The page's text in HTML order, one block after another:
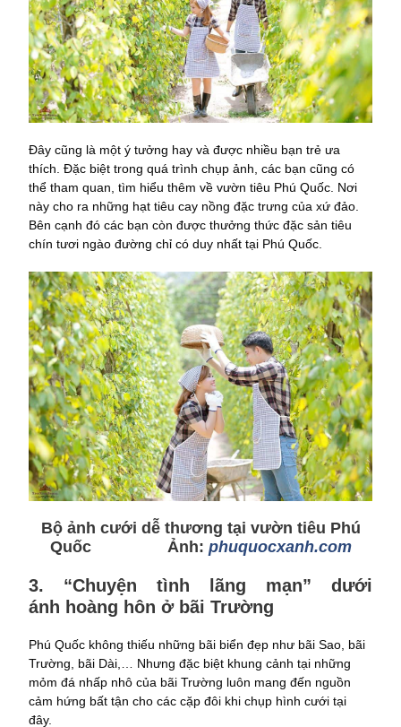
Đây cũng là một ý tưởng hay và được nhiều bạn trẻ ưa
thích. Đặc biệt trong quá trình chụp ảnh, các bạn cũng có
thể tham quan, tìm hiểu thêm về vườn tiêu Phú Quốc. Nơi
này cho ra những hạt tiêu cay nồng đặc trưng của xứ đảo.
Bên cạnh đó các bạn còn được thưởng thức đặc sản tiêu
chín tươi ngào đường chỉ có duy nhất tại Phú Quốc.
Bộ ảnh cưới dễ thương tại vườn tiêu Phú
Quốc Ảnh: phuquocxanh.com
3. “Chuyện tình lãng mạn” dưới
ánh hoàng hôn ở bãi Trường
Phú Quốc không thiếu những bãi biển đẹp như bãi Sao, bãi
Trường, bãi Dài,… Nhưng đặc biệt khung cảnh tại những
mỏm đá nhấp nhô của bãi Trường luôn mang đến nguồn
cảm hứng bất tận cho các cặp đôi khi chụp hình cưới tại
đây.